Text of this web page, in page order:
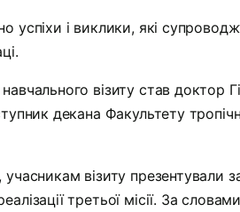
успіхи і виклики, які
візиту став доктор
декана Факультету
візиту презентували
третьої місії. За